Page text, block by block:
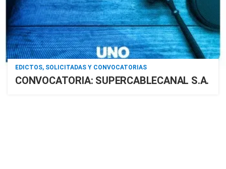
EDICTOS, SOLICITADAS Y CONVOCATORIAS
CONVOCATORIA: SUPERCABLECANAL S.A.